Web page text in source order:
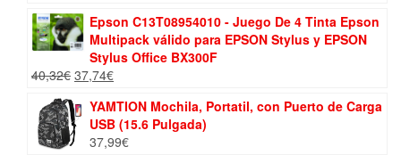
Epson C13T08954010 - Juego De 4 Tinta Epson
Multipack válido para EPSON Stylus y EPSON
Stylus Office BX300F
40,32€ El
original
era:
40,32€.
37,74€El
actual
es:
37,74€.
YAMTION Mochila, Portatil, con Puerto de Carga
USB (15.6 Pulgada)
37,99€